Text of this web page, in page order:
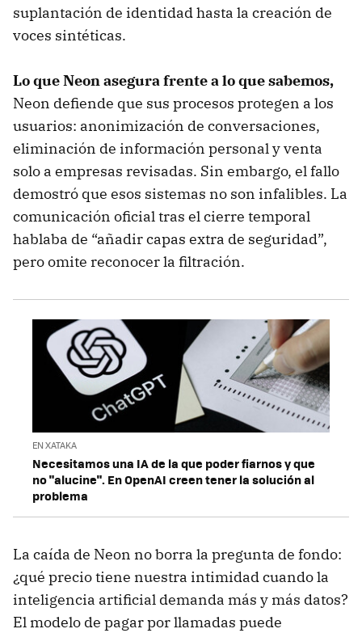
suplantación de identidad hasta la creación de
voces sintéticas.
Lo que Neon asegura frente a lo que sabemos,
Neon defiende que sus procesos protegen a los
usuarios: anonimización de conversaciones,
eliminación de información personal y venta
solo a empresas revisadas. Sin embargo, el fallo
demostró que esos sistemas no son infalibles. La
comunicación oficial tras el cierre temporal
hablaba de “añadir capas extra de seguridad”,
pero omite reconocer la filtración.
EN XATAKA
Necesitamos una IA de la que poder fiarnos y que
no "alucine". En OpenAI creen tener la solución al
problema
La caída de Neon no borra la pregunta de fondo:
¿qué precio tiene nuestra intimidad cuando la
inteligencia artificial demanda más y más datos?
El modelo de pagar por llamadas puede